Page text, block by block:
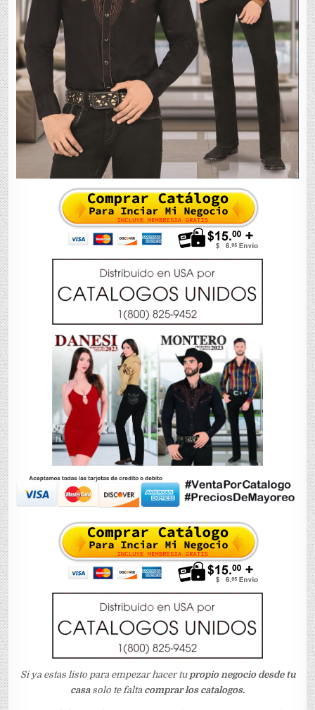
Si ya estas listo para empezar hacer tu propio negocio desde tu
casasolo te falta comprar los catalogos.